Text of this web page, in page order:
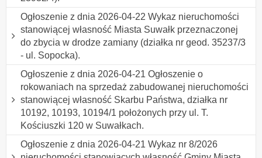
Ogłoszenie z dnia 2026-04-22 Wykaz nieruchomości
stanowiącej własność Miasta Suwałk przeznaczonej
do zbycia w drodze zamiany (działka nr geod. 35237/3
- ul. Sopocka).
Ogłoszenie z dnia 2026-04-21 Ogłoszenie o
rokowaniach na sprzedaż zabudowanej nieruchomości
stanowiącej własność Skarbu Państwa, działka nr
10192, 10193, 10194/1 położonych przy ul. T.
Kościuszki 120 w Suwałkach.
Ogłoszenie z dnia 2026-04-21 Wykaz nr 8/2026